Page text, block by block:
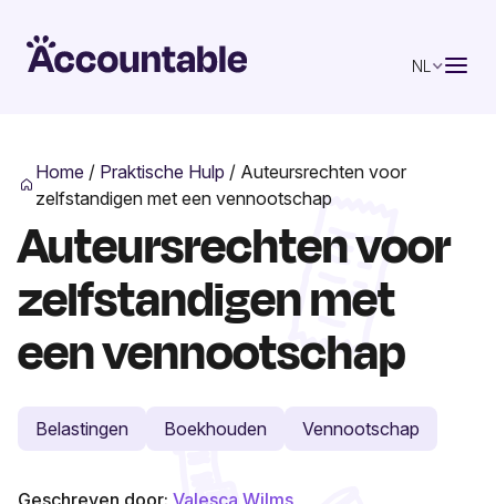
NL
Home / Praktische Hulp / Auteursrechten voor
zelfstandigen met een vennootschap
Auteursrechten voor
zelfstandigen met
een vennootschap
Belastingen Boekhouden Vennootschap
Geschreven door: Valesca Wilms